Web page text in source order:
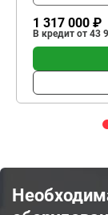
1 317 000 ₽
В кредит от 43